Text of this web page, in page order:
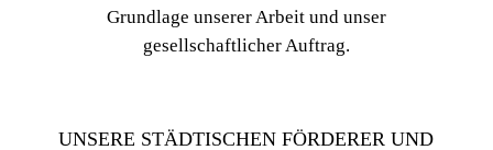
Grundlage unserer Arbeit und unser
gesellschaftlicher Auftrag.
UNSERE STÄDTISCHEN FÖRDERER UND